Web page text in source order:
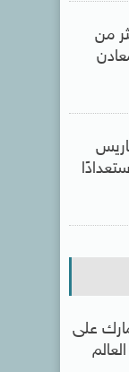
من
على